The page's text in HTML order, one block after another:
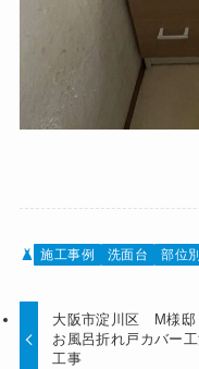
施工事例 洗面台 部位
大阪市淀川区 M様
お風呂折れ戸カバー
工事